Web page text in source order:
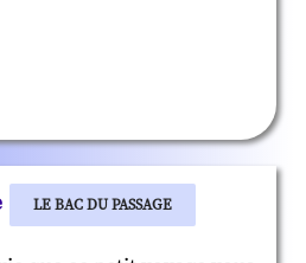
LE BAC DU PASSAGE